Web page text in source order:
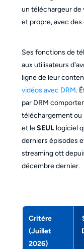
un téléchargeur de
et propre, avec
Ses fonctions de
aux utilisateurs
ligne de leur
vidéos avec DRM.
par DRM
téléchargement ou
et leSEULlogiciel
derniers épisodes
streaming ott
décembre dernier.
Critère
(Juillet
2026)